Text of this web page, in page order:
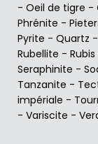
- Oeil de tigre -
Phrénite -
Pyrite - Quartz -
Rubellite - Rubis
Seraphinite -
Tanzanite -
impériale -
- Variscite -